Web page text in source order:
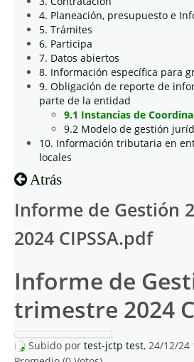
4. Planeación, presupuesto e
5. Trámites
6. Participa
7. Datos abiertos
8. Información específica para
9. Obligación de reporte de
parte de la entidad
9.1 Instancias de
9.2 Modelo de gestión
10. Información tributaria en
locales
Atrás
Informe de Gestión
2024 CIPSSA.pdf
Informe de
trimestre 2024
Subido por test-jctp test, 24/12/24